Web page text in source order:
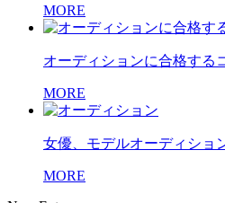
MORE
オーディションに合格する
MORE
女優、モデルオーディショ
MORE